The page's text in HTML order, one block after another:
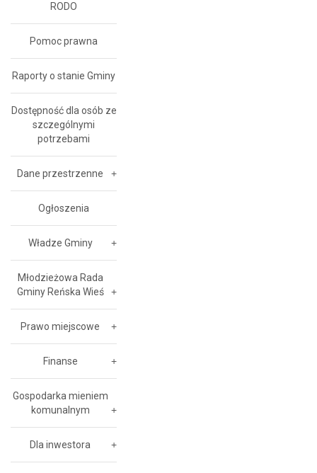
RODO
Pomoc prawna
Raporty o stanie Gminy
Dostępność dla osób ze
szczególnymi
potrzebami
Dane przestrzenne
Ogłoszenia
Władze Gminy
Młodzieżowa Rada
Gminy Reńska Wieś
Prawo miejscowe
Finanse
Gospodarka mieniem
komunalnym
Dla inwestora